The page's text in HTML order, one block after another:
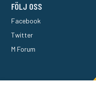
FÖLJ OSS
Facebook
Twitter
M Forum